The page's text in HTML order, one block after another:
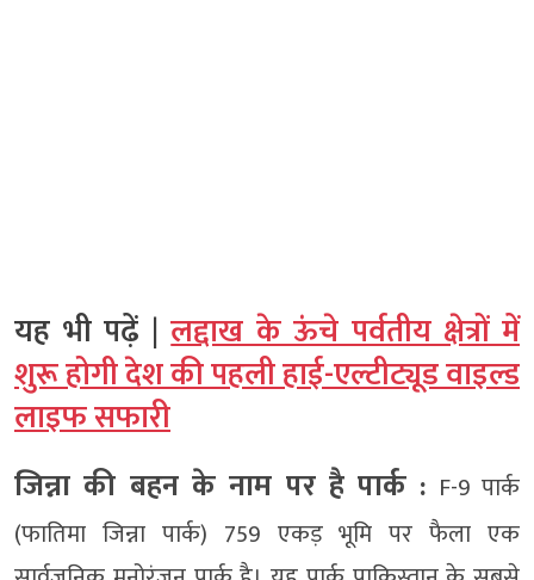
यह भी पढ़ें |लद्दाख के ऊंचे पर्वतीय क्षेत्रों में
शुरू होगी देश की पहली हाई-एल्टीट्यूड वाइल्ड
लाइफ सफारी
जिन्ना की बहन के नाम पर है पार्क : F-9 पार्क
(फातिमा जिन्ना पार्क) 759 एकड़ भूमि पर फैला एक